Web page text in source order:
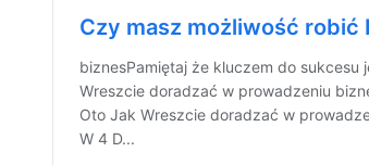
Czy masz możliwość robić
biznesPamiętaj że kluczem do sukcesu
Wreszcie doradzać w prowadzeniu
Oto Jak Wreszcie doradzać w
W 4 D...